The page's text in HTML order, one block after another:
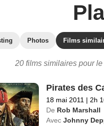
Photos Films
20 films similaires pour
Pirates des
18 mai 2011 | 2h
De Rob Marshall
Avec Johnny